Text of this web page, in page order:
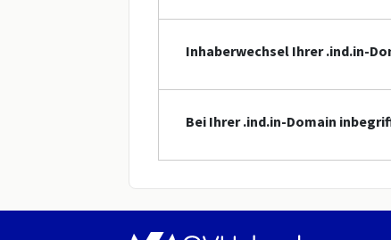
Inhaberwechsel Ihrer .ind.in-
Bei Ihrer .ind.in-Domain